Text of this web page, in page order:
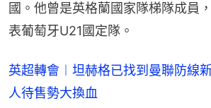
國。他曾是英格蘭國家隊梯隊成員
表葡萄牙U21國定隊。
英超轉會︱坦赫格已找到曼聯防
人待售勢大換血